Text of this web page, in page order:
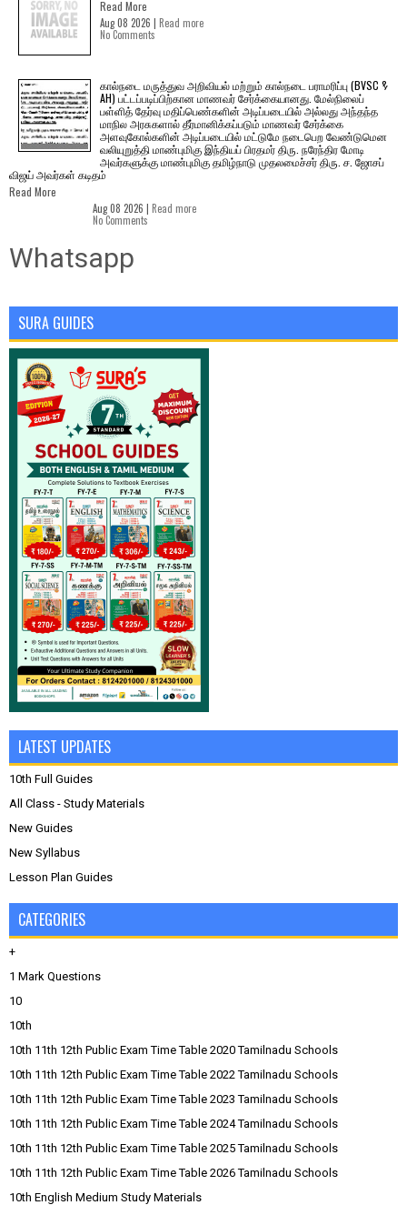
Read More
Aug 08 2026 | Read more
No Comments
கால்நடை மருத்துவ அறிவியல் மற்றும் கால்நடை பராமரிப்பு (BVSC &
AH) பட்டப்படிப்பிற்கான மாணவர் சேர்க்கையானது. மேல்நிலைப்
பள்ளித் தேர்வு மதிப்பெண்களின் அடிப்படையில் அல்லது அந்தந்த
மாநில அரசுகளால் தீர்மானிக்கப்படும் மாணவர் சேர்க்கை
அளவுகோல்களின் அடிப்படையில் மட்டுமே நடைபெற வேண்டுமென
வலியுறுத்தி மாண்புமிகு இந்தியப் பிரதமர் திரு. நரேந்திர மோடி
அவர்களுக்கு மாண்புமிகு தமிழ்நாடு முதலமைச்சர் திரு. ச. ஜோசப்
விஜய் அவர்கள் கடிதம்
Read More
Aug 08 2026 | Read more
No Comments
Whatsapp
SURA GUIDES
LATEST UPDATES
10th Full Guides
All Class - Study Materials
New Guides
New Syllabus
Lesson Plan Guides
CATEGORIES
+
1 Mark Questions
10
10th
10th 11th 12th Public Exam Time Table 2020 Tamilnadu Schools
10th 11th 12th Public Exam Time Table 2022 Tamilnadu Schools
10th 11th 12th Public Exam Time Table 2023 Tamilnadu Schools
10th 11th 12th Public Exam Time Table 2024 Tamilnadu Schools
10th 11th 12th Public Exam Time Table 2025 Tamilnadu Schools
10th 11th 12th Public Exam Time Table 2026 Tamilnadu Schools
10th English Medium Study Materials